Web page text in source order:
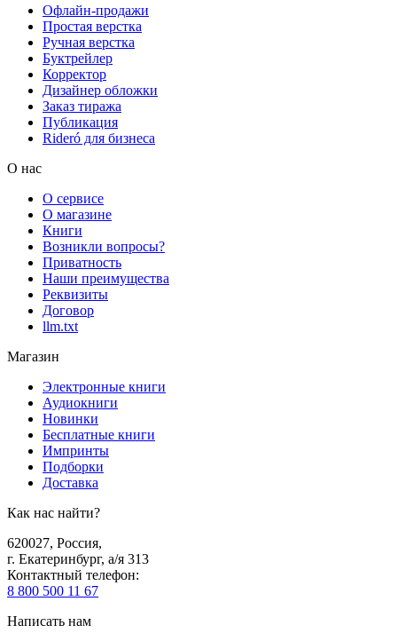
Офлайн-продажи
Простая верстка
Ручная верстка
Буктрейлер
Корректор
Дизайнер обложки
Заказ тиража
Публикация
Rideró для бизнеса
О нас
О сервисе
О магазине
Книги
Возникли вопросы?
Приватность
Наши преимущества
Реквизиты
Договор
llm.txt
Магазин
Электронные книги
Аудиокниги
Новинки
Бесплатные книги
Импринты
Подборки
Доставка
Как нас найти?
620027, Россия,
г. Екатеринбург, а/я 313
Контактный телефон:
8 800 500 11 67
Написать нам